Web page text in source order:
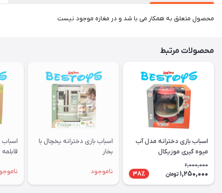
محصول متعلق به همکار می با شد و در مغازه موجود نیست
محصولات مرتبط
اسباب بازی دخترانه مدل آب
میوه گیری موزیکال
2,000,000
1,250,000 تومان 38٪
اسباب بازی دخترانه یخچال با
بخار
ناموجود
قابلمه